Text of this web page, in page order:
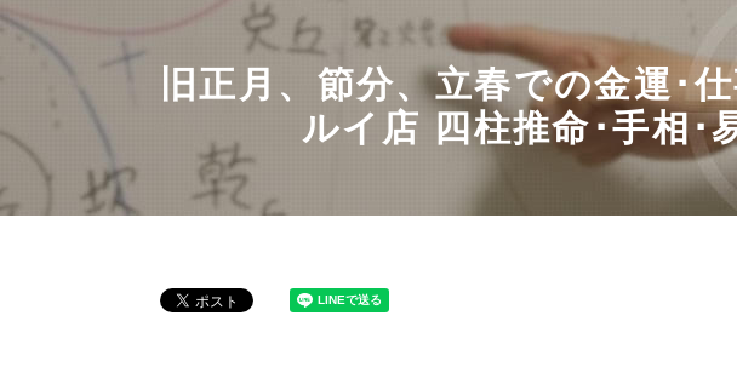
旧正月、節分、立春での金運･
ルイ店 四柱推命･手相･